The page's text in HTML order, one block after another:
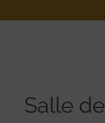
Salle de